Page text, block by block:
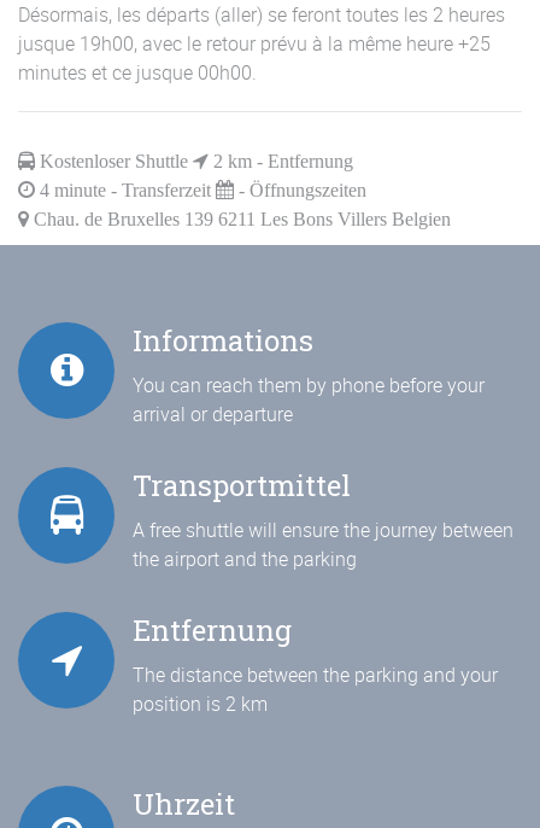
Désormais, les départs (aller) se feront toutes les 2 heures
jusque 19h00, avec le retour prévu à la même heure +25
minutes et ce jusque 00h00.
Kostenloser Shuttle 2 km - Entfernung
4 minute - Transferzeit
- Öffnungszeiten
Chau. de Bruxelles 139 6211 Les Bons Villers Belgien
Informations
You can reach them by phone before your
arrival or departure
Transportmittel
A free shuttle will ensure the journey between
the airport and the parking
Entfernung
The distance between the parking and your
position is 2 km
Uhrzeit